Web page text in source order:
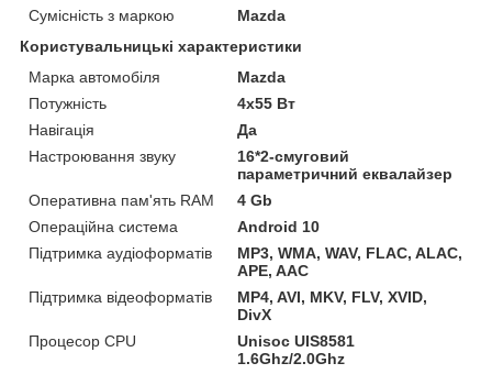
Сумісність з маркою
Mazda
Користувальницькі характеристики
Марка автомобіля
Mazda
Потужність
4х55 Вт
Навігація
Да
Настроювання звуку
16*2-смуговий
параметричний еквалайзер
Оперативна пам'ять RAM
4 Gb
Операційна система
Android 10
Підтримка аудіоформатів
MP3, WMA, WAV, FLAC, ALAC,
APE, AAC
Підтримка відеоформатів
MP4, AVI, MKV, FLV, XVID,
DivX
Процесор CPU
Unisoc UIS8581
1.6Ghz/2.0Ghz